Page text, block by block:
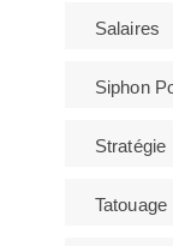
Salaires
Siphon
Stratégie
Tatouage